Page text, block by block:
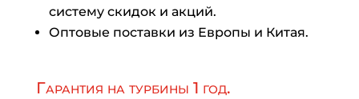
систему скидок и акций.
Оптовые поставки из Европы и Китая.
Гарантия на турбины 1 год.